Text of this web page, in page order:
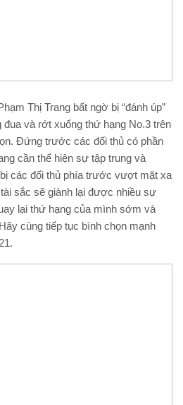
Thị Trang bất ngờ bị “đánh úp”
và rớt xuống thứ hạng No.3 trên
Đứng trước các đối thủ có phần
cần thể hiện sự tập trung và
các đối thủ phía trước vượt mặt xa
sắc sẽ giành lại được nhiều sự
lại thứ hạng của mình sớm và
cùng tiếp tục bình chọn mạnh